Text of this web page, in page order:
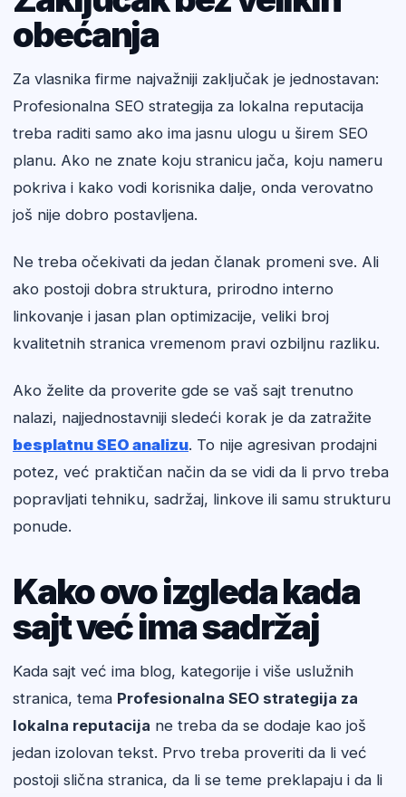
obećanja
Za vlasnika firme najvažniji zaključak je jednostavan:
Profesionalna SEO strategija za lokalna reputacija
treba raditi samo ako ima jasnu ulogu u širem SEO
planu. Ako ne znate koju stranicu jača, koju nameru
pokriva i kako vodi korisnika dalje, onda verovatno
još nije dobro postavljena.
Ne treba očekivati da jedan članak promeni sve. Ali
ako postoji dobra struktura, prirodno interno
linkovanje i jasan plan optimizacije, veliki broj
kvalitetnih stranica vremenom pravi ozbiljnu razliku.
Ako želite da proverite gde se vaš sajt trenutno
nalazi, najjednostavniji sledeći korak je da zatražite
besplatnu SEO analizu. To nije agresivan prodajni
potez, već praktičan način da se vidi da li prvo treba
popravljati tehniku, sadržaj, linkove ili samu strukturu
ponude.
Kako ovo izgleda kada
sajt već ima sadržaj
Kada sajt već ima blog, kategorije i više uslužnih
stranica, tema Profesionalna SEO strategija za
lokalna reputacija ne treba da se dodaje kao još
jedan izolovan tekst. Prvo treba proveriti da li već
postoji slična stranica, da li se teme preklapaju i da li